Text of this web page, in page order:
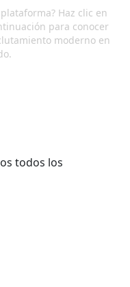
Haz clic en
para conocer
moderno en
todos los